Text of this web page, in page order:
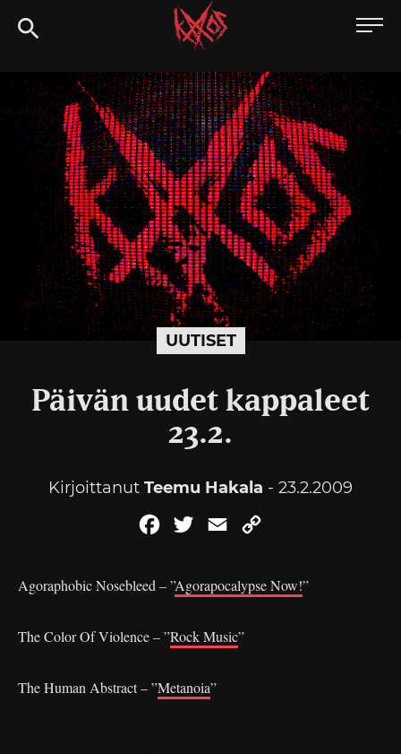
Siirry
suoraan
Kaaoszine
UUTISET
Päivän uudet kappaleet
23.2.
Kirjoittanut Teemu Hakala - 23.2.2009
FacebookTwitterEmail
Agoraphobic Nosebleed – ”Agorapocalypse Now!”
The Color Of Violence – ”Rock Music”
The Human Abstract – ”Metanoia”